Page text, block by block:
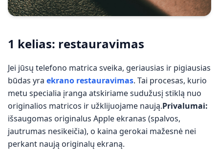
1 kelias: restauravimas
Jei jūsų telefono matrica sveika, geriausias ir pigiausias
būdas yra ekrano restauravimas. Tai procesas, kurio
metu specialia įranga atskiriame sudužusį stiklą nuo
originalios matricos ir užklijuojame naują.Privalumai:
išsaugomas originalus Apple ekranas (spalvos,
jautrumas nesikeičia), o kaina gerokai mažesnė nei
perkant naują originalų ekraną.